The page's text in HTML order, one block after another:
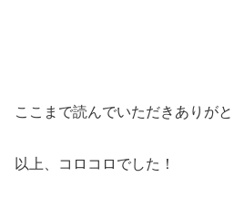
ここまで読んでいただきありが
以上、コロコロでした！